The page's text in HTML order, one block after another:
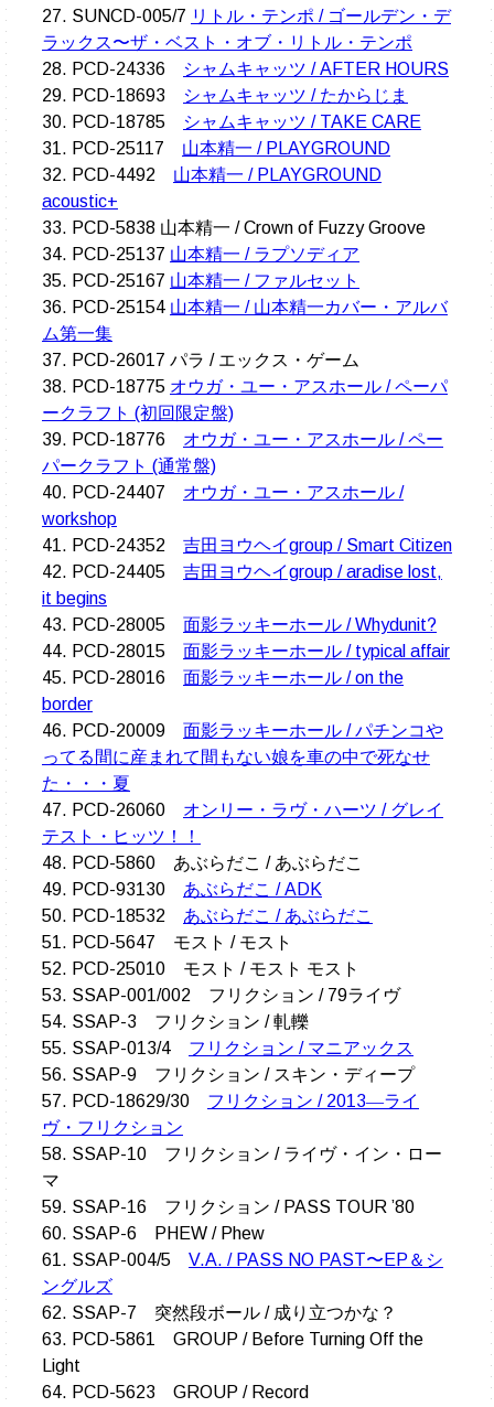
27. SUNCD-005/7 リトル・テンポ / ゴールデン・デ
ラックス〜ザ・ベスト・オブ・リトル・テンポ
28. PCD-24336
シャムキャッツ / AFTER HOURS
29. PCD-18693
シャムキャッツ / たからじま
30. PCD-18785
シャムキャッツ / TAKE CARE
31. PCD-25117 山本精一 / PLAYGROUND
32. PCD-4492 山本精一 / PLAYGROUND
acoustic+
33. PCD-5838 山本精一 / Crown of Fuzzy Groove
34. PCD-25137 山本精一 / ラプソディア
35. PCD-25167 山本精一 / ファルセット
36. PCD-25154 山本精一 / 山本精一カバー・アルバ
ム第一集
37. PCD-26017 パラ / エックス・ゲーム
38. PCD-18775 オウガ・ユー・アスホール / ペーパ
ークラフト (初回限定盤)
39. PCD-18776 オウガ・ユー・アスホール / ペー
パークラフト (通常盤)
40. PCD-24407 オウガ・ユー・アスホール /
workshop
41. PCD-24352 吉田ヨウヘイgroup / Smart Citizen
42. PCD-24405 吉田ヨウヘイgroup / aradise lost,
it begins
43. PCD-28005 面影ラッキーホール / Whydunit?
44. PCD-28015 面影ラッキーホール / typical affair
45. PCD-28016 面影ラッキーホール / on the
border
46. PCD-20009 面影ラッキーホール / パチンコや
ってる間に産まれて間もない娘を車の中で死なせ
た・・・夏
47. PCD-26060 オンリー・ラヴ・ハーツ / グレイ
テスト・ヒッツ！！
48. PCD-5860 あぶらだこ / あぶらだこ
49. PCD-93130 あぶらだこ / ADK
50. PCD-18532 あぶらだこ / あぶらだこ
51. PCD-5647 モスト / モスト
52. PCD-25010 モスト / モスト モスト
53. SSAP-001/002 フリクション / 79ライヴ
54. SSAP-3 フリクション / 軋轢
55. SSAP-013/4 フリクション / マニアックス
56. SSAP-9 フリクション / スキン・ディープ
57. PCD-18629/30 フリクション / 2013―ライ
ヴ・フリクション
58. SSAP-10 フリクション / ライヴ・イン・ロー
マ
59. SSAP-16 フリクション / PASS TOUR ’80
60. SSAP-6 PHEW / Phew
61. SSAP-004/5 V.A. / PASS NO PAST〜EP＆シ
ングルズ
62. SSAP-7 突然段ボール / 成り立つかな？
63. PCD-5861 GROUP / Before Turning Off the
Light
64. PCD-5623 GROUP / Record